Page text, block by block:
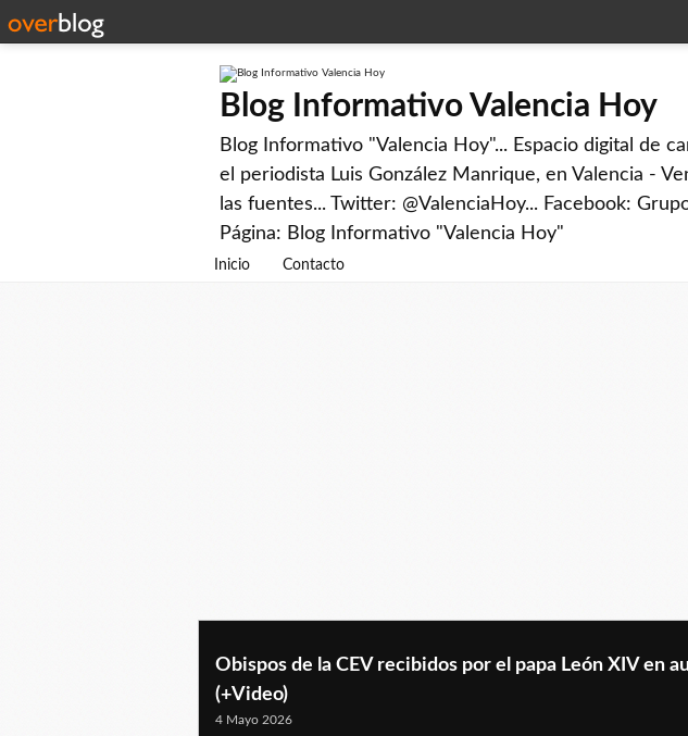
Blog Informativo Valencia Hoy
Blog Informativo "Valencia Hoy"... Espacio digital de
el periodista Luis González Manrique, en Valencia -
las fuentes... Twitter: @ValenciaHoy... Facebook:
Página: Blog Informativo "Valencia Hoy"
Inicio Contacto
Obispos de la CEV recibidos por el papa León XIV en
(+Video)
4 Mayo 2026